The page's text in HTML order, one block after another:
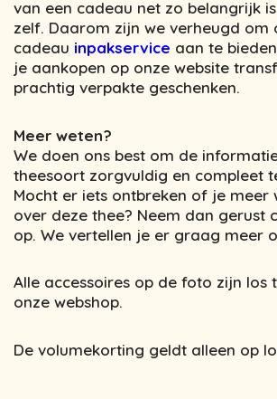
van een cadeau net zo belangrijk
zelf. Daarom zijn we verheugd om
cadeau inpakservice aan te
je aankopen op onze website
prachtig verpakte geschenken.
Meer weten?
We doen ons best om de
theesoort zorgvuldig en compleet
Mocht er iets ontbreken of je meer
over deze thee? Neem dan gerust
op. We vertellen je er graag meer
Alle accessoires op de foto zijn los
onze webshop.
De volumekorting geldt alleen op